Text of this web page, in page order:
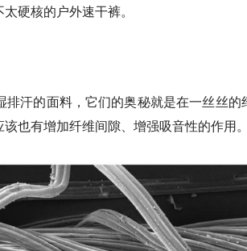
硬核的户外速干裤。
汗的面料，它们的奥秘就是在一丝丝的
也有增加纤维间隙、增强吸音性的作用